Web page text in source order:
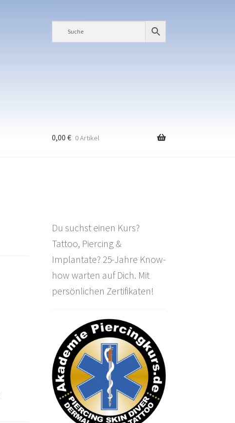
0,00 € 0 Artikel
Du suchst einen Kurs?
Tattoo, Piercing &
Implantate? 25-Jahre Know-
how warten auf Dich. Mit
persönlichen Zertifikaten!